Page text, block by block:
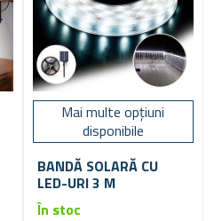
Mai multe opțiuni
disponibile
BANDĂ SOLARĂ CU
LED-URI 3 M
În stoc